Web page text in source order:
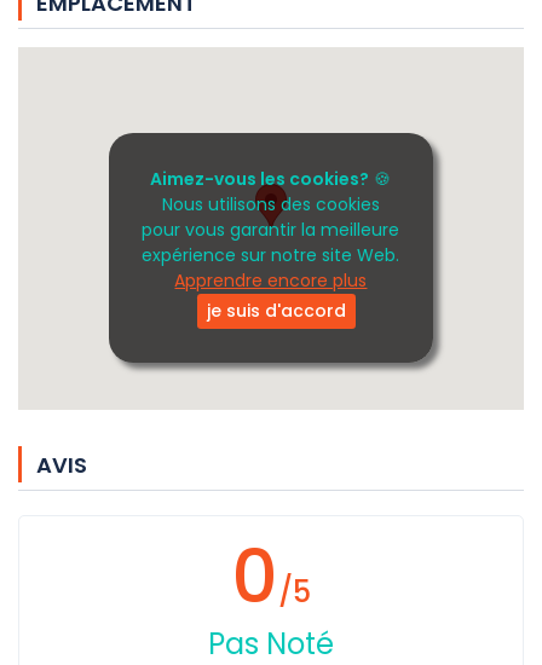
Aimez-vous les cookies? 🍪
Nous utilisons des cookies
pour vous garantir la meilleure
expérience sur notre site Web.
Apprendre encore plus
je suis d'accord
AVIS
0/5
Pas Noté